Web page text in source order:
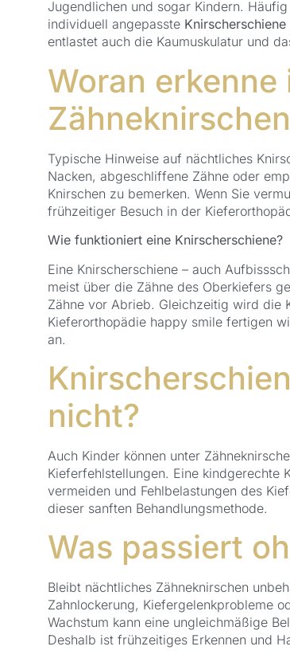
Jugendlichen und sogar Kindern.
individuell angepasste Knirscherschiene
entlastet auch die Kaumuskulatur und
Woran
Typische Hinweise auf nächtliches
Nacken, abgeschliffene Zähne oder
Knirschen zu bemerken. Wenn Sie
frühzeitiger Besuch in der
Wie funktioniert eine Knirscherschiene?
Eine Knirscherschiene – auch
meist über die Zähne des Oberkiefers
Zähne vor Abrieb. Gleichzeitig wird die
Kieferorthopädie happy smile fertigen
an.
nicht?
Auch Kinder können unter
Kieferfehlstellungen. Eine kindgerechte
vermeiden und Fehlbelastungen des
dieser sanften Behandlungsmethode.
Was passiert
Bleibt nächtliches Zähneknirschen
Zahnlockerung, Kiefergelenkprobleme
Wachstum kann eine ungleichmäßige
Deshalb ist frühzeitiges Erkennen und